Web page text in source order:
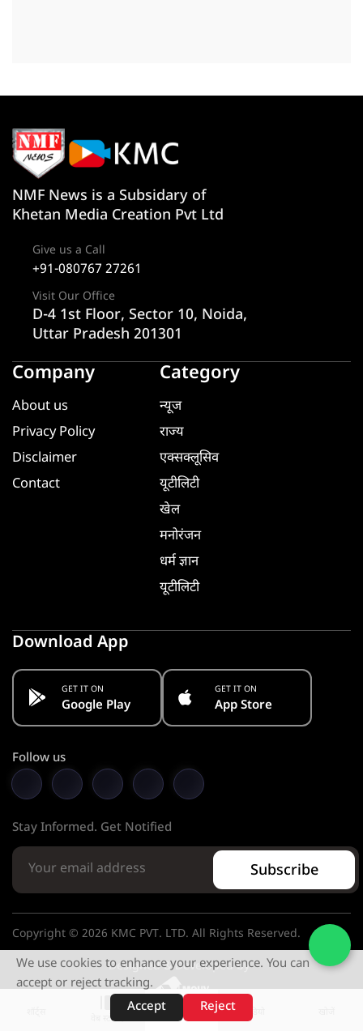
वेब स्टोरीज़
NMF News is a Subsidary of
Khetan Media Creation Pvt Ltd
Give us a Call
+91-080767 27261
Visit Our Office
D-4 1st Floor, Sector 10, Noida,
Uttar Pradesh 201301
Company
About us
Privacy Policy
Disclaimer
Contact
Category
न्यूज
राज्य
एक्सक्लूसिव
यूटीलिटी
खेल
मनोरंजन
धर्म ज्ञान
यूटीलिटी
Download App
GET IT ON
Google Play
GET IT ON
App Store
Follow us
Stay Informed. Get Notified
Subscribe
Copyright © 2026 KMC PVT. LTD. All Rights Reserved.
Designed & Developed by
We use cookies to enhance your experience. You can
accept or reject tracking.
Accept
Reject